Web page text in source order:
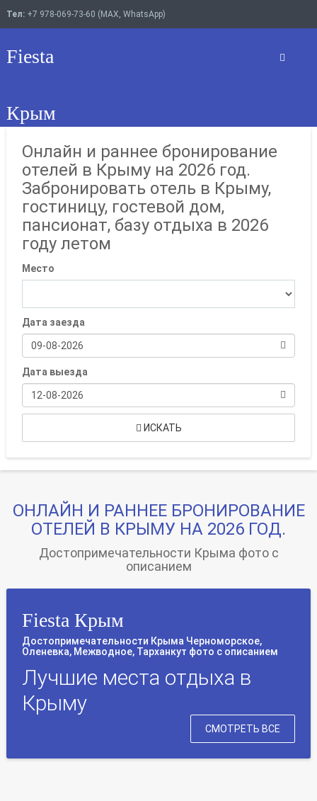
Тел: +7 978-069-73-60 (MAX, WhatsApp)
Fiesta
Крым
Онлайн и раннее бронирование
отелей в Крыму на 2026 год.
Забронировать отель в Крыму,
гостиницу, гостевой дом,
пансионат, базу отдыха в 2026
году летом
Место
Дата заезда
09-08-2026
Дата выезда
12-08-2026
ИСКАТЬ
ОНЛАЙН И РАННЕЕ БРОНИРОВАНИЕ
ОТЕЛЕЙ В КРЫМУ НА 2026 ГОД.
Достопримечательности Крыма фото с
описанием
Fiesta Крым
Достопримечательности Крыма Черноморское,
Оленевка, Межводное, Тарханкут фото с описанием
Лучшие места отдыха в
Крыму
СМОТРЕТЬ ВСЕ